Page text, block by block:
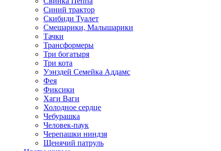
Синий трактор
Скибиди Туалет
Смешарики, Малышарики
Тачки
Трансформеры
Три богатыря
Три кота
Уэнздей Семейка Аддамс
Фея
Фиксики
Хаги Ваги
Холодное сердце
Чебурашка
Человек-паук
Черепашки ниндзя
Щенячий патруль